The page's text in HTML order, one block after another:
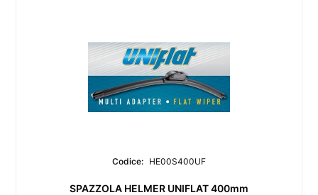
Codice: HE00S400UF
SPAZZOLA HELMER UNIFLAT 400mm